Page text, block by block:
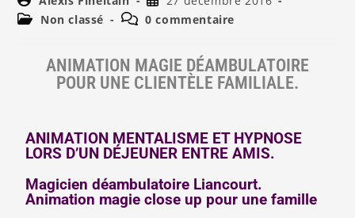
Non classé
0 commentaire
ANIMATION MAGIE DÉAMBULATOIRE
POUR UNE CLIENTÈLE FAMILIALE.
ANIMATION MENTALISME ET HYPNOSE
LORS D’UN DÉJEUNER ENTRE AMIS.
Magicien déambulatoire Liancourt.
Animation magie close up pour une famille